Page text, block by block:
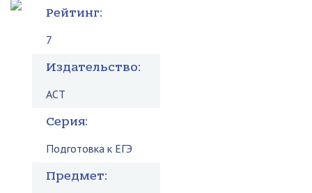
Рейтинг:
7
Издательство:
АСТ
Серия:
Подготовка к ЕГЭ
Предмет: